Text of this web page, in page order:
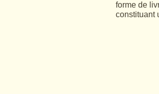
forme de
constituant